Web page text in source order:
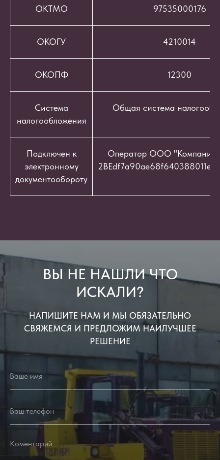
ОКТМО 97535000176
ОКОГУ 4210014
ОКОПФ 12300
Система
налогообложения
Общая система
Подключен к
электронному
документообороту
Оператор ООО "Компания
ВЫ НЕ НАШЛИ ЧТО
ИСКАЛИ?
НАПИШИТЕ НАМ И МЫ ОБЯЗАТЕЛЬНО
СВЯЖЕМСЯ И ПРЕДЛОЖИМ НАИЛУЧШЕЕ
РЕШЕНИЕ